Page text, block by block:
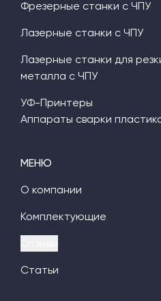
МЕНЮ
О компании
Комплектующие
Статьи
Фрезерные станки с ЧПУ
Лазерные станки с ЧПУ
Лазерные станки для
металла с ЧПУ
УФ-Принтеры
Аппараты сварки